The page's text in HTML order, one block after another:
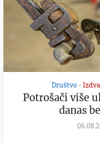
Društvo •
Potrošači više
danas